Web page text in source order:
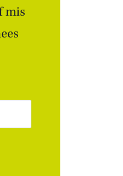
mis